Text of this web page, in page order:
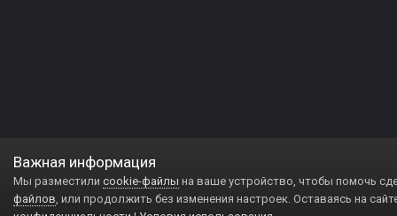
Важная информация
Мы разместили cookie-файлы на ваше устройство, чтобы помочь
файлов, или продолжить без изменения настроек. Оставаясь на